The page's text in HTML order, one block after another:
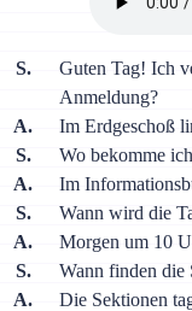
S.
Guten Tag! Ich
Anmeldung?
A.
Im Erdgeschoß
S.
Wo bekomme
A.
Im
S.
Wann wird die
A.
Morgen um 10
S.
Wann finden die
A.
Die Sektionen